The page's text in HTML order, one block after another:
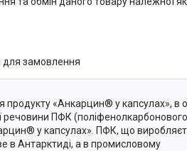
для замовлення
продукту «Анкарцин® у капсулах», в
речовини ПФК (поліфенолкарбонового
у капсулах». ПФК, що
в Антарктиді, а в промисловому